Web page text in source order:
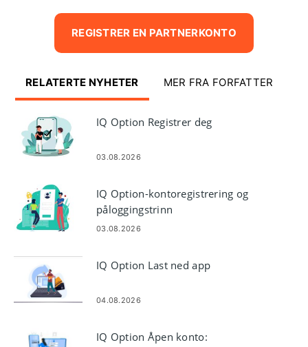
REGISTRER EN PARTNERKONTO
RELATERTE NYHETER MER FRA FORFATTER
IQ Option Registrer deg
03.08.2026
IQ Option-kontoregistrering og
påloggingstrinn
03.08.2026
IQ Option Last ned app
04.08.2026
IQ Option Åpen konto: